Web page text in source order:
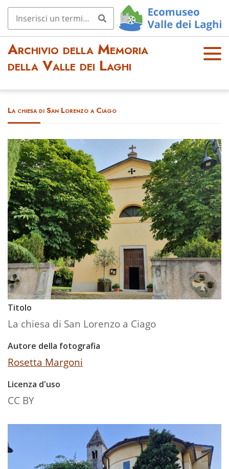
Archivio della Memoria
della Valle dei Laghi
OPE
La chiesa di San Lorenzo a Ciago
Titolo
La chiesa di San Lorenzo a Ciago
Autore della fotografia
Rosetta Margoni
Licenza d'uso
CC BY